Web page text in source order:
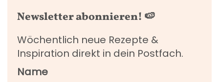
Newsletter abonnieren! 🍉
Wöchentlich neue Rezepte &
Inspiration direkt in dein Postfach.
Name